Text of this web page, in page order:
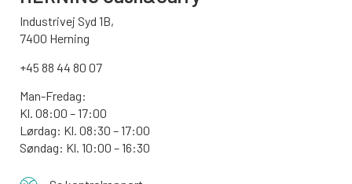
Industrivej Syd 1B,
7400 Herning
+45 88 44 80 07
Man-Fredag:
Kl. 08:00 – 17:00
Lørdag: Kl. 08:30 – 17:00
Søndag: Kl. 10:00 – 16:30